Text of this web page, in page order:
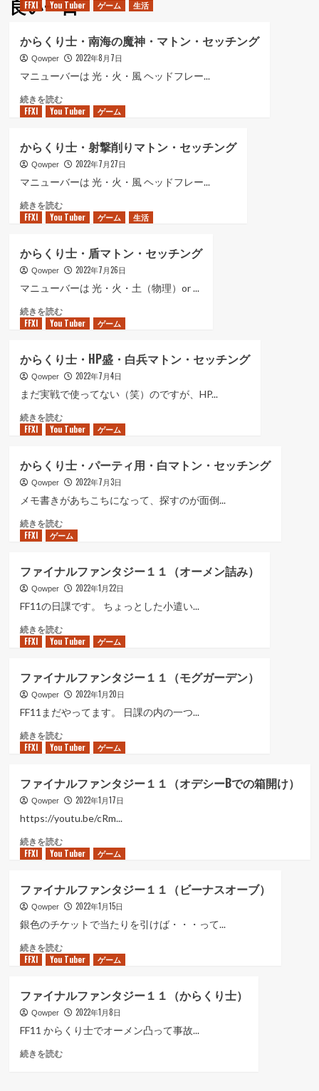
ュ
良い一日
FFXI You Tuber ゲーム 生活
からくり士・南海の魔神・マトン・セッチング
Qowper 2022年8月7日
マニューバーは 光・火・風 ヘッドフレー...
続きを読むか
ら
士・
南
海
魔
神・
ト
ン・
セ
ッ
ン
グ
つ
い
て
さ
に
読
FFXI You Tuber ゲーム
からくり士・射撃削りマトン・セッチング
Qowper 2022年7月27日
マニューバーは 光・火・風 ヘッドフレー...
続きを読むか
ら
士・
射
撃
り
マ
ン・
セ
ッ
チ
グ
に
い
て
さ
ら
読
む
FFXI You Tuber ゲーム 生活
からくり士・盾マトン・セッチング
Qowper 2022年7月26日
マニューバーは 光・火・土（物理）or ...
続きを読むか
ら
士・
盾
マ
ン・
セ
チ
ン
グ
に
い
て
ら
に
読
む
FFXI You Tuber ゲーム
からくり士・HP盛・白兵マトン・セッチング
Qowper 2022年7月4日
まだ実戦で使ってない（笑）のですが、HP...
続きを読むか
ら
士・
HP
盛・
兵
マ
セ
ッ
チ
グ
に
い
て
さ
ら
読
む
FFXI You Tuber ゲーム
からくり士・パーティ用・白マトン・セッチング
Qowper 2022年7月3日
メモ書きがあちこちになって、探すのが面倒...
続きを読むか
ら
士・
パ
ー
ィ
用・
ト
ン・
セ
チ
ン
に
つ
い
て
ら
に
む
FFXI ゲーム
ファイナルファンタジー１１（オーメン詰み）
Qowper 2022年1月22日
FF11の日課です。 ちょっとした小遣い...
続きを読むフ
ァ
ル
フ
ァ
タ
ジ
１
（オ
ー
ン
詰
に
つ
い
て
ら
に
む
FFXI You Tuber ゲーム
ファイナルファンタジー１１（モグガーデン）
Qowper 2022年1月20日
FF11まだやってます。 日課の内の一つ...
続きを読むフ
ァ
ル
フ
ァ
タ
ジ
１
（モ
グ
ー
デ
に
つ
い
て
ら
FFXI You Tuber ゲーム
ファイナルファンタジー１１（オデシーBでの箱開け）
Qowper 2022年1月17日
https://youtu.be/cRm...
続きを読むフ
ァ
ル
フ
ァ
タ
ジ
１
（オ
デ
ー
FFXI You Tuber ゲーム
ファイナルファンタジー１１（ビーナスオーブ）
Qowper 2022年1月15日
銀色のチケットで当たりを引けば・・・って...
続きを読むフ
ァ
ル
フ
ァ
タ
FFXI You Tuber ゲーム
ファイナルファンタジー１１（からくり士）
Qowper 2022年1月8日
FF11 からくり士でオーメン凸って事故...
続きを読むフ